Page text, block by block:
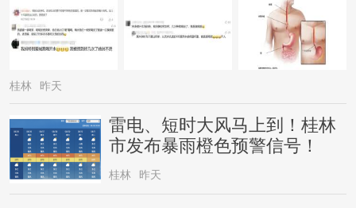
桂林 昨天
雷电、短时大风马上到！桂林
市发布暴雨橙色预警信号！
桂林 昨天